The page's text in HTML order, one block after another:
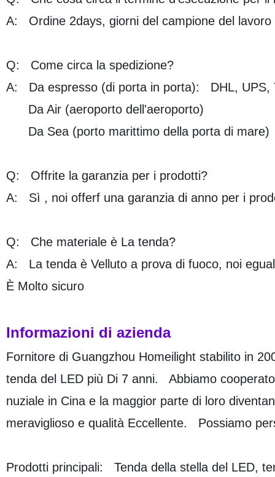
A: Ordine 2days, giorni del campione del lavoro
Q: Come circa la spedizione?
A: Da espresso (di porta in porta): DHL, UPS,
Da Air (aeroporto dell'aeroporto)
Da Sea (porto marittimo della porta di mare)
Q: Offrite la garanzia per i prodotti?
A: Sì , noi offerf una garanzia di anno per i
Q: Che materiale è La tenda?
A: La tenda è Velluto a prova di fuoco, noi
È Molto sicuro
Informazioni di azienda
Fornitore di Guangzhou Homeilight stabilito in
tenda del LED più Di 7 anni. Abbiamo
nuziale in Cina e la maggior parte di loro
meraviglioso e qualità Eccellente. Possiamo
Prodotti principali: Tenda della stella del LED,